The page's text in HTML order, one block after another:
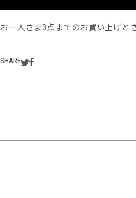
お一人さま3点までのお買い上げと
SHARE